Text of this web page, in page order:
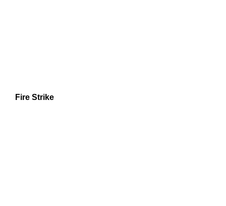
Fire Strike